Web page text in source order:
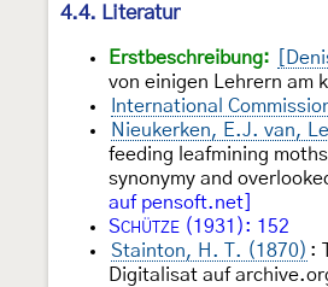
4.4. Literatur
Erstbeschreibung:
von einigen Lehrern am
International
Nieukerken, E.J. van,
feeding leafmining
synonymy and
auf pensoft.net]
SCHÜTZE (1931): 152
Stainton, H. T. (1870) :
Digitalisat auf